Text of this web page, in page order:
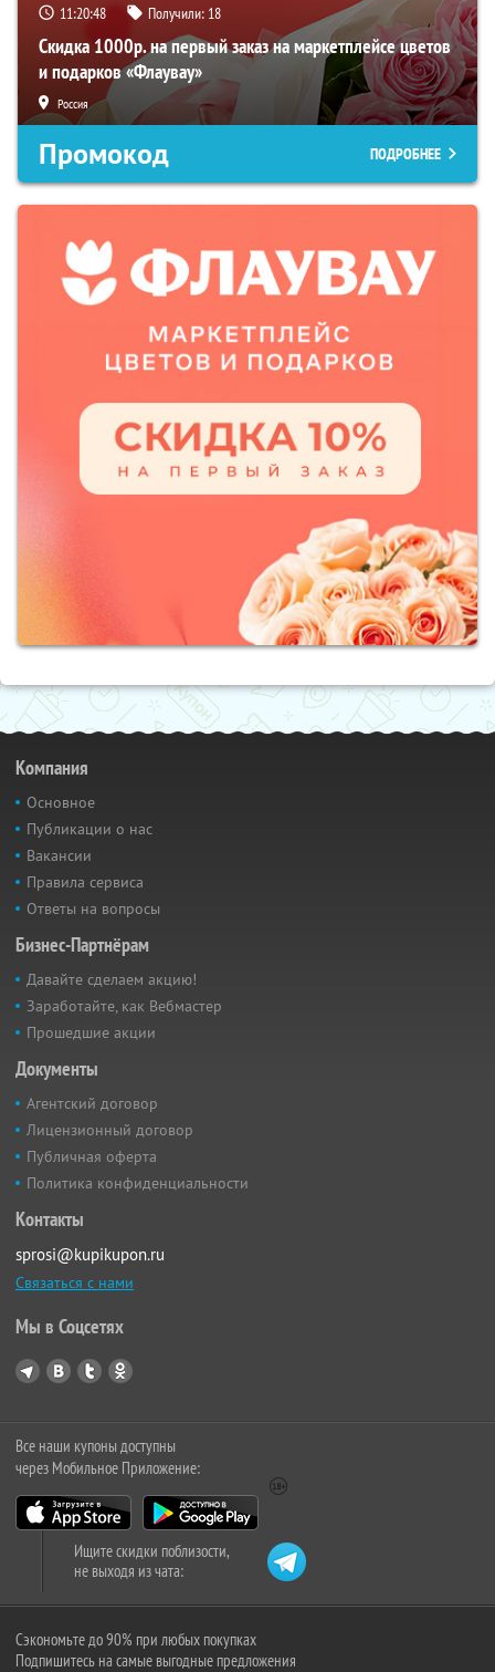
11:20:47 Получили: 18
Скидка 1000р. на первый заказ на маркетплейсе цветов
и подарков «Флаувау»
Россия
Промокод ПОДРОБНЕЕ
Компания
Основное
Публикации о нас
Вакансии
Правила сервиса
Ответы на вопросы
Бизнес-Партнёрам
Давайте сделаем акцию!
Заработайте, как Вебмастер
Прошедшие акции
Документы
Агентский договор
Лицензионный договор
Публичная оферта
Политика конфиденциальности
Контакты
sprosi@kupikupon.ru
Связаться с нами
Мы в Соцсетях
Все наши купоны доступны
через Мобильное Приложение:
Ищите скидки поблизости,
не выходя из чата:
Сэкономьте до 90% при любых покупках
Подпишитесь на самые выгодные предложения